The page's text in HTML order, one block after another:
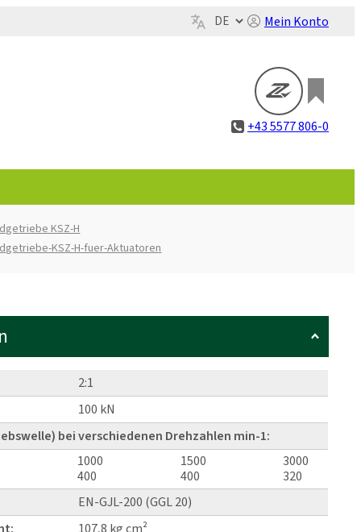
Mein Konto
+43 5577 806-0
KSZ-H
KSZ-H-fuer-Aktuatoren
2:1
100 kN
bei verschiedenen Drehzahlen min-1:
1000
400
1500
400
3000
320
EN-GJL-200 (GGL 20)
107,8 kg cm²